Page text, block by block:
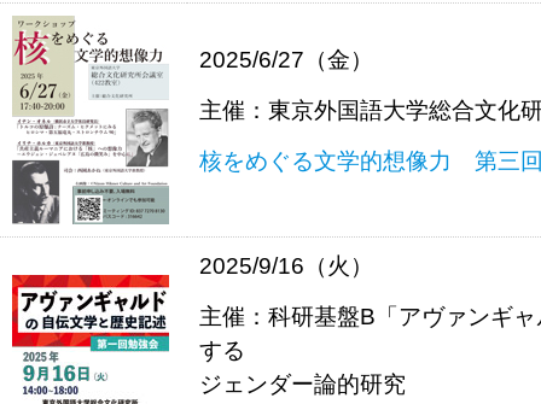
2025/6/27（金）
主催：東京外国語大学総合文化
核をめぐる文学的想像力 第三
2025/9/16（火）
主催：科研基盤B「アヴァンギ
する
ジェンダー論的研究